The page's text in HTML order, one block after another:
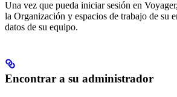
Una vez que pueda iniciar sesión en
la Organización y espacios de trabajo de su
datos de su equipo.
Encontrar a su administrador